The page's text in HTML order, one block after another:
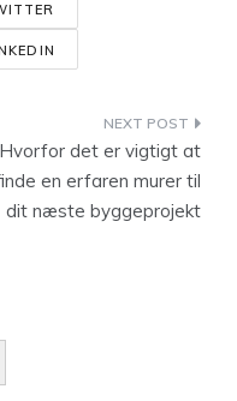
Hvorfor det er vigtigt at
en erfaren murer til
dit næste byggeprojekt